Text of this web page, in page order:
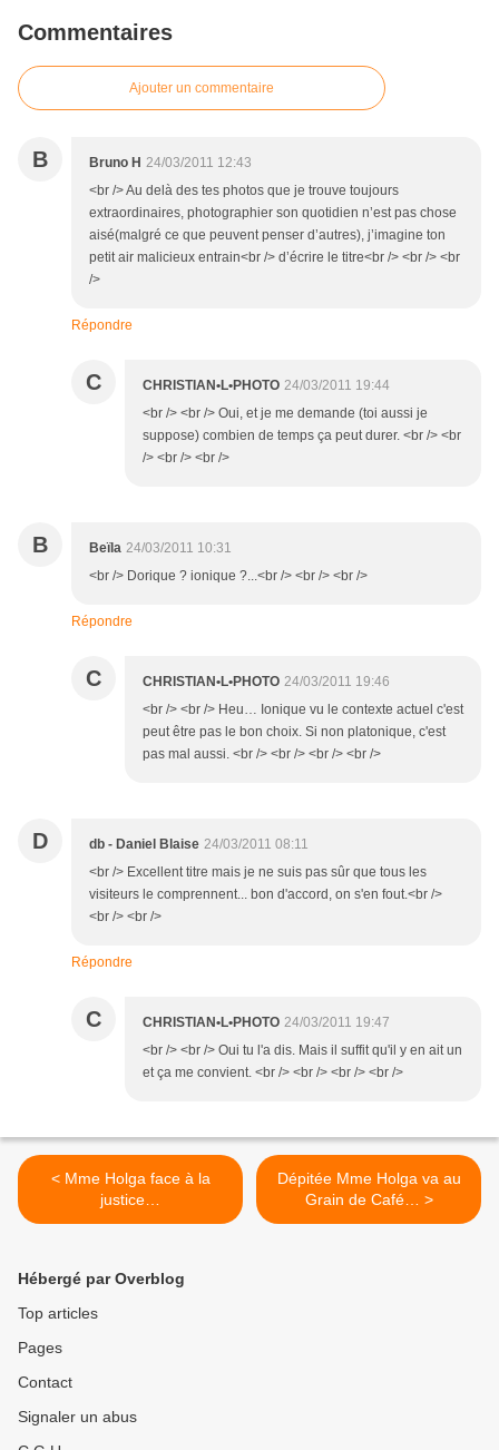
Commentaires
Ajouter un commentaire
B Bruno H 24/03/2011 12:43
<br /> Au delà des tes photos que je trouve toujours
extraordinaires, photographier son quotidien n’est pas chose
aisé(malgré ce que peuvent penser d’autres), j’imagine ton
petit air malicieux entrain<br /> d’écrire le titre<br /> <br /> <br
/>
Répondre
C CHRISTIAN•L•PHOTO 24/03/2011 19:44
<br /> <br /> Oui, et je me demande (toi aussi je
suppose) combien de temps ça peut durer. <br /> <br
/> <br /> <br />
B Beïla 24/03/2011 10:31
<br /> Dorique ? ionique ?...<br /> <br /> <br />
Répondre
C CHRISTIAN•L•PHOTO 24/03/2011 19:46
<br /> <br /> Heu… Ionique vu le contexte actuel c'est
peut être pas le bon choix. Si non platonique, c'est
pas mal aussi. <br /> <br /> <br /> <br />
D db - Daniel Blaise 24/03/2011 08:11
<br /> Excellent titre mais je ne suis pas sûr que tous les
visiteurs le comprennent... bon d'accord, on s'en fout.<br />
<br /> <br />
Répondre
C CHRISTIAN•L•PHOTO 24/03/2011 19:47
<br /> <br /> Oui tu l'a dis. Mais il suffit qu'il y en ait un
et ça me convient. <br /> <br /> <br /> <br />
< Mme Holga face à la
justice…
Dépitée Mme Holga va au
Grain de Café… >
Hébergé par Overblog
Top articles
Pages
Contact
Signaler un abus